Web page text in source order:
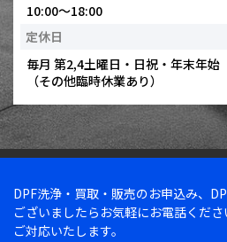
10:00～18:00
定休日
毎月 第2,4土曜日・日祝・年末年始
（その他臨時休業あり）
DPF洗浄・買取・販売のお申込み、
ございましたらお気軽にお電話くだ
ご対応いたします。